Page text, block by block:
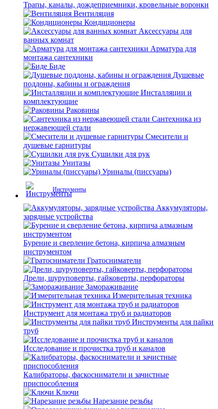
Трапы, каналы, дождеприемники, кровельные воронки
Вентиляция
Кондиционеры
Аксессуары для
ванных комнат
Арматура для
монтажа сантехники
Биде
Душевые
поддоны, кабины и ограждения
Инсталляции и
комплектующие
Раковины
Сантехника из
нержавеющей стали
Смесители и
душевые гарнитуры
Сушилки для рук
Унитазы
Уриналы (писсуары)
Инструменты
Аккумуляторы,
зарядные устройства
Бурение и сверление бетона, кирпича алмазным
инструментом
Гратосниматели
Дрели, шуруповерты, гайковерты, перфораторы
Замораживание
Измерительная техника
Инструмент для монтажа труб и радиаторов
Инструменты для пайки
труб
Исследование и прочистка труб и каналов
Калибраторы, фаскосниматели и зачистные
приспособления
Ключи
Нарезание резьбы